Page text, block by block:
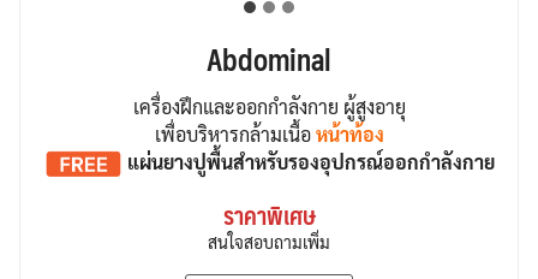
Abdominal
เครื่องฝึกและออกกำลังกาย ผู้สูงอายุ
เพื่อบริหารกล้ามเนื้อ หน้าท้อง
แผ่นยางปูพื้นสำหรับรองอุปกรณ์ออกกำลังกาย
ราคาพิเศษ
สนใจสอบถามเพิ่ม